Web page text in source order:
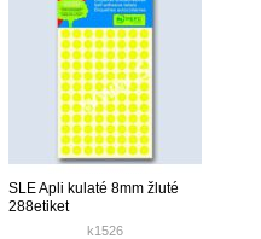
SLE Apli kulaté 8mm žluté
288etiket
k1526